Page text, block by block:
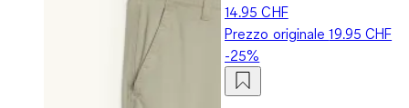
14.95 CHF
Prezzo originale19.95 CHF
-25%